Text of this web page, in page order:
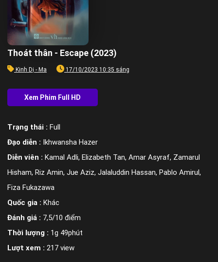
Thoát thân - Escape (2023)
Kinh Dị - Ma 17/10/2023 10:35 sáng
Trạng thái : Full
Đạo diễn : Ikhwansha Hazer
Diễn viên : Kamal Adli, Elizabeth Tan, Amar Asyraf, Zamarul
Hisham, Riz Amin, Jue Aziz, Jalaluddin Hassan, Pablo Amirul,
Fiza Fukazawa
Quốc gia : Khác
Đánh giá : 7,5/10 điểm
Thời lượng : 1g 49phút
Lượt xem : 217 view